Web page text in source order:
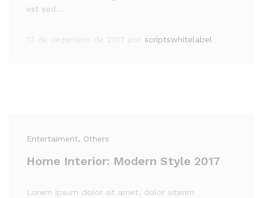
est sed…
17 de dezembro de 2017 por scriptswhitelabel
Entertaiment, Others
Home Interior: Modern Style 2017
Lorem ipsum dolor sit amet, dolor siterim